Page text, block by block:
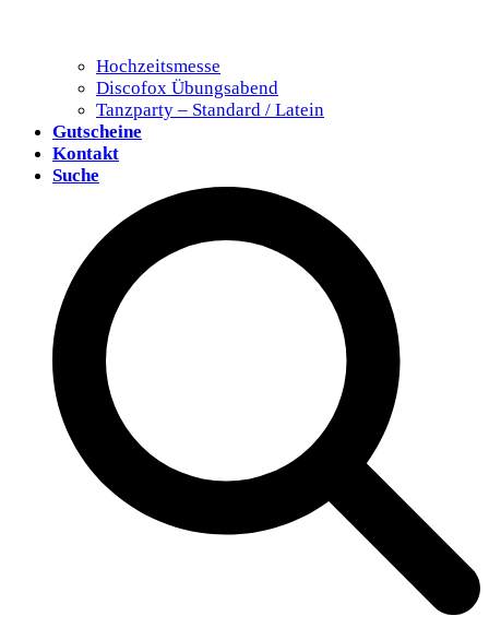
Hochzeitsmesse
Discofox Übungsabend
Tanzparty – Standard / Latein
Gutscheine
Kontakt
Suche